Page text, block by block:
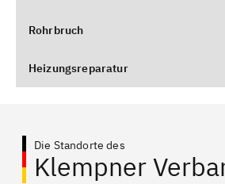
Rohrbruch
Heizungsreparatur
Die Standorte des
Klempner